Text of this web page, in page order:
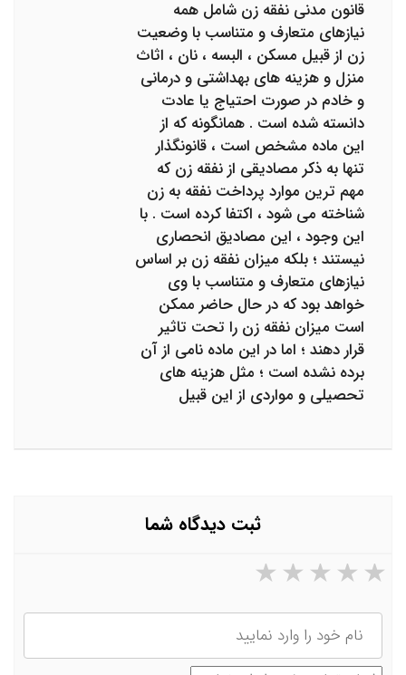
قانون مدنی نفقه زن شامل همه
نیازهای متعارف و متناسب با وضعیت
زن از قبیل مسکن ، البسه ، نان ، اثاث
منزل و هزینه های بهداشتی و درمانی
و خادم در صورت احتیاج یا عادت
دانسته شده است . همانگونه که از
این ماده مشخص است ، قانونگذار
تنها به ذکر مصادیقی از نفقه زن که
مهم ترین موارد پرداخت نفقه به زن
شناخته می شود ، اکتفا کرده است . با
این وجود ، این مصادیق انحصاری
نیستند ؛ بلکه میزان نفقه زن بر اساس
نیازهای متعارف و متناسب با وی
خواهد بود که در حال حاضر ممکن
است میزان نفقه زن را تحت تاثیر
قرار دهند ؛ اما در این ماده نامی از آن
برده نشده است ؛ مثل هزینه های
تحصیلی و مواردی از این قبیل
ثبت دیدگاه شما
۵ ستاره از ۵ ۴ ستاره از ۵ ۳ ستاره از ۵ ۲ ستاره از ۵
نام